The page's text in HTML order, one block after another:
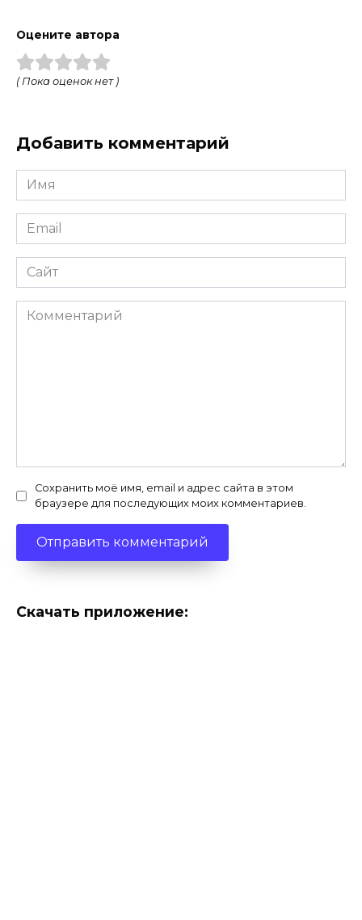
Оцените автора
( Пока оценок нет )
Добавить комментарий
Имя
*
Email
*
Сайт
Комментарий
Сохранить моё имя, email и адрес сайта в этом
браузере для последующих моих комментариев.
Скачать приложение: